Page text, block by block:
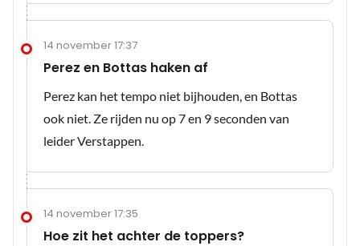
14 november 17:37
Perez en Bottas haken af
Perez kan het tempo niet bijhouden, en Bottas
ook niet. Ze rijden nu op 7 en 9 seconden van
leider Verstappen.
14 november 17:35
Hoe zit het achter de toppers?